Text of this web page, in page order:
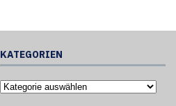
KATEGORIEN